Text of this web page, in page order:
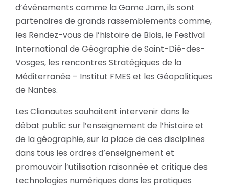
d’événements comme la Game Jam, ils sont
partenaires de grands rassemblements comme,
les Rendez-vous de l’histoire de Blois, le Festival
International de Géographie de Saint-Dié-des-
Vosges, les rencontres Stratégiques de la
Méditerranée – Institut FMES et les Géopolitiques
de Nantes.
Les Clionautes souhaitent intervenir dans le
débat public sur l’enseignement de l’histoire et
de la géographie, sur la place de ces disciplines
dans tous les ordres d’enseignement et
promouvoir l’utilisation raisonnée et critique des
technologies numériques dans les pratiques